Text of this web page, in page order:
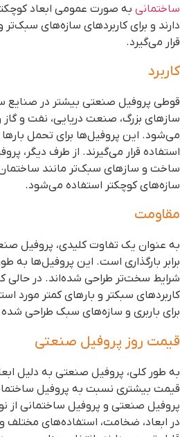
به صورت عمومی ابعاد
و برای کاربردهای سازه‌های
می‌گیرد.
پروفیل صنعتی بیشتر در صنایع
بزرگ، صنعت دریایی، نفت و
این پروفیل‌ها برای تحمل
قرار می‌گیرند. از طرف دیگر،
و سازهای سبک‌تر مانند
کوچکتر استفاده می‌شود.
عنوان یک تفاوت کلیدی، پروفیل
بارگذاری است. این پروفیل‌ها به
سخت‌تر طراحی شده‌اند. در حالی
سبکتر و بارهای کمتر مورد
باربری و سازه‌های سبک طراحی
روز پروفیل صنعتی
طور کلی، پروفیل صنعتی به دلیل
بیشتری نسبت به پروفیل
صنعتی و پروفیل ساختمانی از
ابعاد، ضخامت، استفاده‌های مختلف